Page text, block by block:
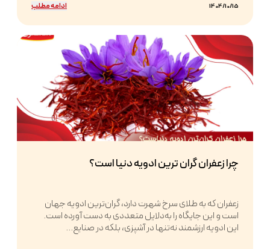
1404/10/15 ادامه مطلب
چرا زعفران گران ترین ادویه دنیا است؟
زعفران که به طلای سرخ شهرت دارد، گران‌ترین ادویه جهان
است و این جایگاه را به‌دلایل متعددی به دست آورده است.
این ادویه ارزشمند نه‌تنها در آشپزی، بلکه در صنایع...